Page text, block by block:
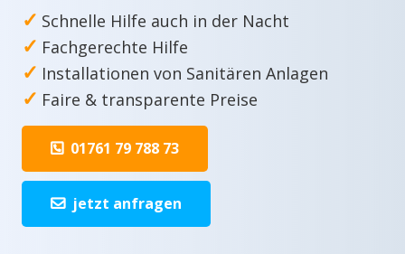
✓ Schnelle Hilfe auch in der Nacht
✓ Fachgerechte Hilfe
✓ Installationen von Sanitären Anlagen
✓ Faire & transparente Preise
01761 79 788 73
jetzt anfragen